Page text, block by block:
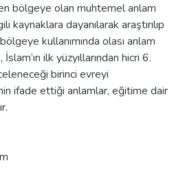
bölgeye olan muhtemel anlam
kaynaklara dayanılarak araştırılıp
kullanımında olası anlam
ilk yüzyıllarından hicri 6.
birinci evreyi
ifade ettiği anlamlar, eğitime dair